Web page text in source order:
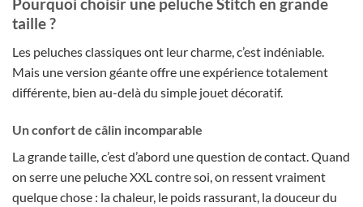
Pourquoi choisir une peluche Stitch en grande
taille ?
Les peluches classiques ont leur charme, c’est indéniable.
Mais une version géante offre une expérience totalement
différente, bien au-delà du simple jouet décoratif.
Un confort de câlin incomparable
La grande taille, c’est d’abord une question de contact. Quand
on serre une peluche XXL contre soi, on ressent vraiment
quelque chose : la chaleur, le poids rassurant, la douceur du